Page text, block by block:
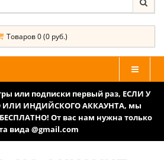
Товаров 0 (0 руб.)
или подписки первый раз, ЕСЛИ У
ИЛИ ИНДИЙСКОГО АККАУНТА, мы
От вас нам нужна только
вида @gmail.com